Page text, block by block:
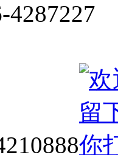
4287227